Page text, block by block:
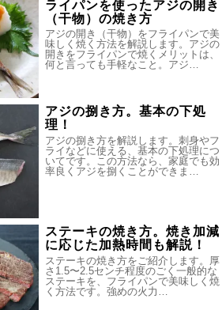
ライパンを使ったアジの開き
（干物）の焼き方
アジの開き（干物）をフライパンで美
味しく焼く方法を解説します。アジの
開きをフライパンで焼くメリットは、
何と言っても手軽なこと。アジ…
アジの捌き方。基本の下処
理！
アジの捌き方を解説します。刺身やフ
ライなどに使える、基本の下処理につ
いてです。この方法なら、家庭でも効
率良くアジを捌くことができま…
ステーキの焼き方。焼き加減
に応じた加熱時間も解説！
ステーキの焼き方をご紹介します。厚
さ1.5〜2.5センチ程度のごく一般的な
ステーキを、フライパンで美味しく焼
く方法です。強めの火力…